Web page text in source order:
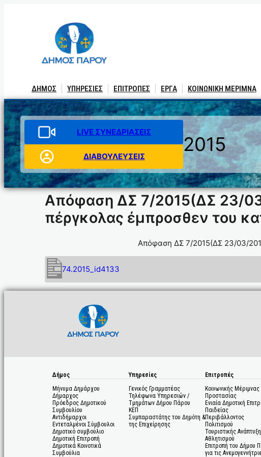
ΔΗΜΟΣ ΥΠΗΡΕΣΙΕΣ ΕΠΙΤΡΟΠΕΣ ΕΡΓΑ ΚΟΙΝΩΝΙΚΗ ΜΕΡΙΜΝΑ
LIVE ΣΥΝΕΔΡΙΑΣΕΙΣ
ΔΙΑΒΟΥΛΕΥΣΕΙΣ
2015
Απόφαση ΔΣ 7/2015(ΔΣ 23/
πέργκολας έμπροσθεν του
Απόφαση ΔΣ 7/2015(ΔΣ 23/03/
74.2015_id4133
Δήμος
Μήνυμα Δημάρχου
Δήμαρχος
Πρόεδρος Δημοτικού
Συμβουλίου
Αντιδήμαρχοι
Εντεταλμένοι Σύμβουλοι
Δημοτικό συμβούλιο
Δημοτική Επιτροπή
Δημοτικά Κοινοτικά
Συμβούλια
Υπηρεσίες
Γενικός Γραμματέας
Τηλέφωνα Υπηρεσιών /
Τμημάτων Δήμου Πάρου
ΚΕΠ
Συμπαραστάτης του Δημότη &
της Επιχείρησης
Επιτροπές
Κοινωνικής Μέριμνας
Προστασίας
Ενιαία Δημοτική
Παιδείας
Περιβάλλοντος
Πολιτισμού
Τουριστικής
Αθλητισμού
Επιτροπή του Δήμου
για τις